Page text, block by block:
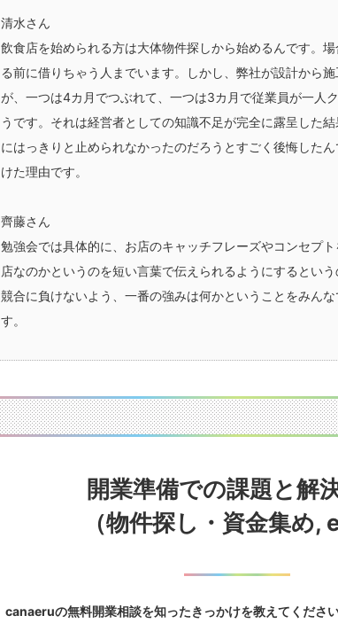
清水さん
飲食店を始められる方は大体物件探しから始めるんです。
る前に借りちゃう人までいます。しかし、弊社が設計から
が、一つは4カ月でつぶれて、一つは3カ月で従業員が一人
うです。それは経営者としての知識不足が完全に露呈した
にはっきりと止められなかったのだろうとすごく後悔した
けた理由です。
齊藤さん
勉強会では具体的に、お店のキャッチフレーズやコンセプ
店なのかというのを短い言葉で伝えられるようにするという
競合に負けないよう、一番の強みは何かということをみん
す。
開業準備での課題と解
（物件探し・資金集め,
canaeruの無料開業相談を知ったきっかけを教えてくださ